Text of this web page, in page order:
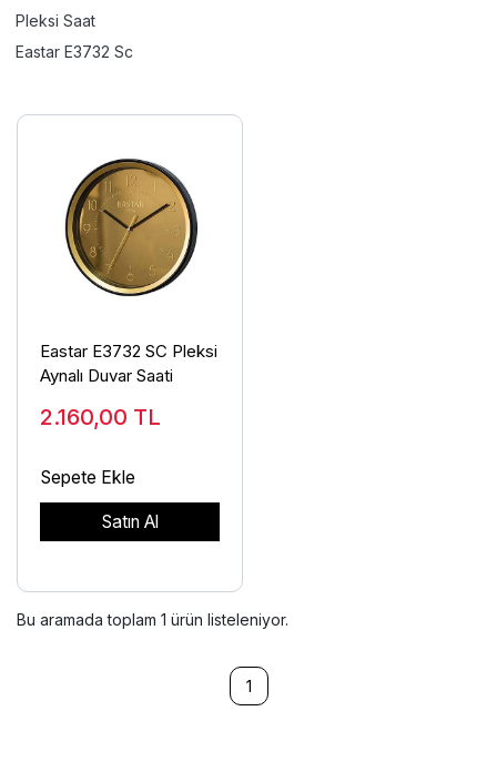
Pleksi Saat
Eastar E3732 Sc
Eastar E3732 SC Pleksi
Aynalı Duvar Saati
2.160,00 TL
Sepete Ekle
Satın Al
Bu aramada toplam 1 ürün listeleniyor.
1